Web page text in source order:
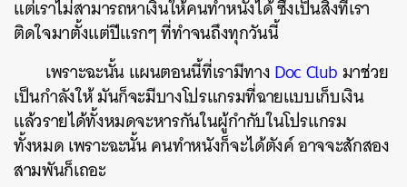
แต่เราไม่สามารถหาเงินให้คนทำหนังได้ ซึ่งเป็นสิ่งที่เรา
ติดใจมาตั้งแต่ปีแรกๆ ที่ทำจนถึงทุกวันนี้
เพราะฉะนั้น แผนตอนนี้ที่เรามีทางDoc Clubมาช่วย
เป็นกำลังให้ มันก็จะมีบางโปรแกรมที่ฉายแบบเก็บเงิน
แล้วรายได้ทั้งหมดจะหารกันในผู้กำกับในโปรแกรม
ทั้งหมด เพราะฉะนั้น คนทำหนังก็จะได้ตังค์ อาจจะสักสอง
สามพันก็เถอะ